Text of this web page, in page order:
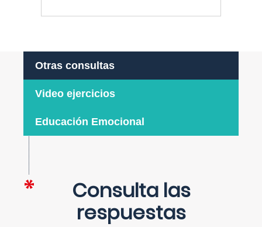
Otras consultas
Video ejercicios
Educación Emocional
Consulta las
respuestas